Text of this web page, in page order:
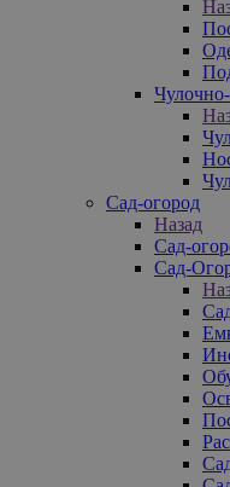
Сад-огород
Назад
Сад-
Сад-